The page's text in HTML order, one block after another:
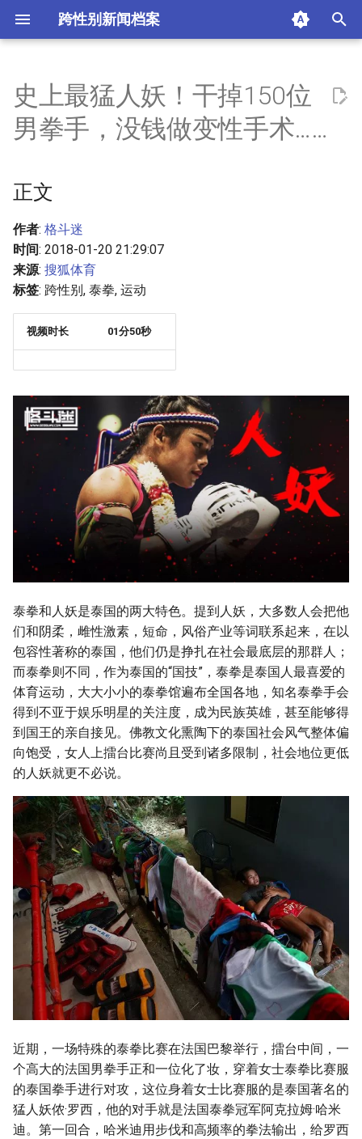
跨性别新闻档案
t
a
l
i
z
i
g
正文
附加信息 [Processed Page
史上最猛人妖！干掉150位
男拳手，没钱做变性手术……
正文
作者: 格斗迷
时间: 2018-01-20 21:29:07
来源: 搜狐体育
标签: 跨性别, 泰拳, 运动
视频时长 01分50秒
泰拳和人妖是泰国的两大特色。提到人妖，大多数人会把他
们和阴柔，雌性激素，短命，风俗产业等词联系起来，在以
包容性著称的泰国，他们仍是挣扎在社会最底层的那群人；
而泰拳则不同，作为泰国的“国技”，泰拳是泰国人最喜爱的
体育运动，大大小小的泰拳馆遍布全国各地，知名泰拳手会
得到不亚于娱乐明星的关注度，成为民族英雄，甚至能够得
到国王的亲自接见。佛教文化熏陶下的泰国社会风气整体偏
向饱受，女人上擂台比赛尚且受到诸多限制，社会地位更低
的人妖就更不必说。
近期，一场特殊的泰拳比赛在法国巴黎举行，擂台中间，一
个高大的法国男拳手正和一位化了妆，穿着女士泰拳比赛服
的泰国拳手进行对攻，这位身着女士比赛服的是泰国著名的
猛人妖侬·罗西，他的对手就是法国泰拳冠军阿克拉姆·哈米
迪。第一回合，哈米迪用步伐和高频率的拳法输出，给罗西